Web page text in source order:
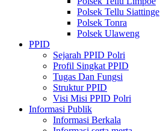
Polsek Tellu Siattinge
Polsek Tonra
Polsek Ulaweng
PPID
Sejarah PPID Polri
Profil Singkat PPID
Tugas Dan Fungsi
Struktur PPID
Visi Misi PPID Polri
Informasi Publik
Informasi Berkala